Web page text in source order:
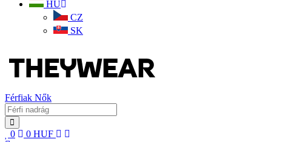
HU
CZ
SK
Férfiak Nők
0 0 HUF